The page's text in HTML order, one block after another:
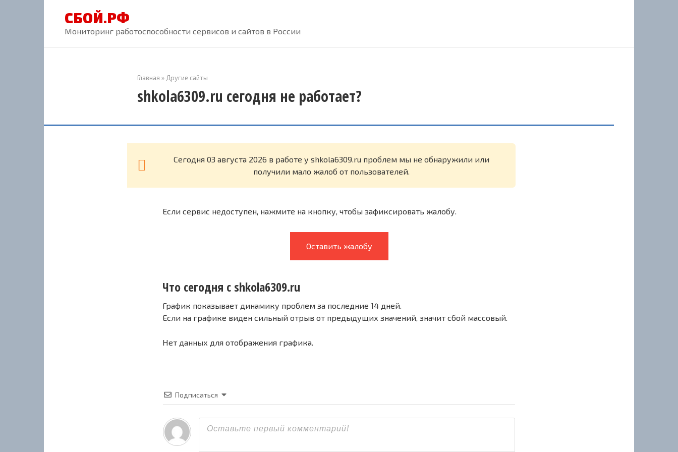
СБОЙ.РФ
Мониторинг работоспособности сервисов и сайтов в России
Главная » Другие сайты
shkola6309.ru сегодня не работает?
Cегодня 03 августа 2026 в работе у shkola6309.ru проблем мы не обнаружили или
получили мало жалоб от пользователей.
Если сервис недоступен, нажмите на кнопку, чтобы зафиксировать жалобу.
Оставить жалобу
Что сегодня с shkola6309.ru
График показывает динамику проблем за последние 14 дней.
Если на графике виден сильный отрыв от предыдущих значений, значит сбой массовый.
Нет данных для отображения графика.
Подписаться